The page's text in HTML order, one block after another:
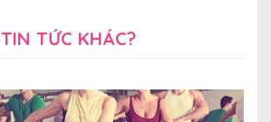
TIN TỨC KHÁC?